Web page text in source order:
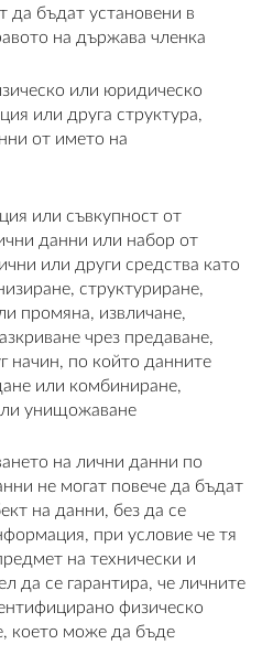
да бъдат установени в
на държава членка
или юридическо
или друга структура,
от името на
или съвкупност от
данни или набор от
или други средства като
структуриране,
промяна, извличане,
чрез предаване,
начин, по който данните
или комбиниране,
унищожаване
на лични данни по
не могат повече да бъдат
на данни, без да се
при условие че тя
на технически и
да се гарантира, че личните
физическо
което може да бъде